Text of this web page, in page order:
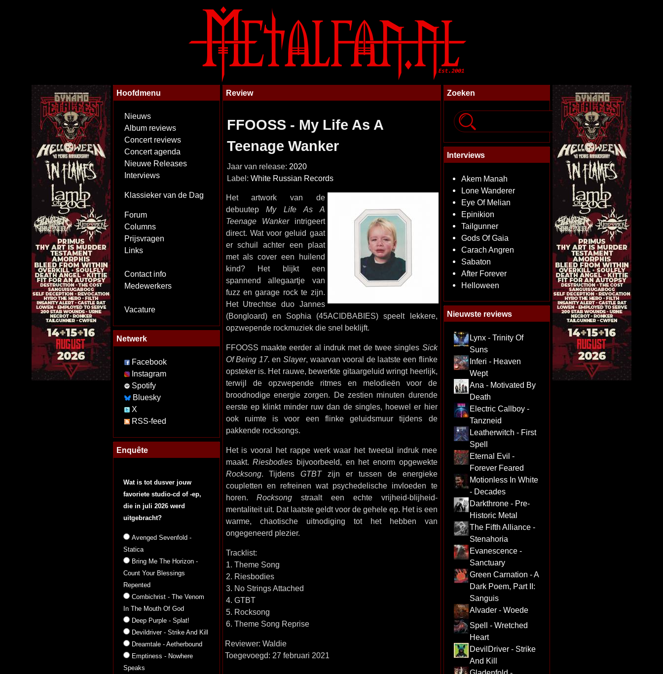
Hoofdmenu
Nieuws
Album reviews
Concert reviews
Concert agenda
Nieuwe Releases
Interviews
Klassieker van de Dag
Forum
Columns
Prijsvragen
Links
Contact info
Medewerkers
Vacature
Netwerk
Facebook
Instagram
Spotify
Bluesky
X
RSS-feed
Enquête
Wat is tot dusver jouw
favoriete studio-cd of -ep,
die in juli 2026 werd
uitgebracht?
Avenged Sevenfold -
Statica
Bring Me The Horizon -
Count Your Blessings
Repented
Combichrist - The Venom
In The Mouth Of God
Deep Purple - Splat!
Devildriver - Strike And Kill
Dreamtale - Aetherbound
Emptiness - Nowhere
Speaks
Review
FFOOSS - My Life As A
Teenage Wanker
Jaar van release: 2020
Label: White Russian Records
Het artwork van de
debuutepMy Life As A
Teenage Wankerintrigeert
direct. Wat voor geluid gaat
er schuil achter een plaat
met als cover een huilend
kind? Het blijkt een
spannend allegaartje van
fuzz en garage rock te zijn.
Het Utrechtse duo Jannes
(Bongloard) en Sophia (45ACIDBABIES) speelt lekkere,
opzwepende rockmuziek die snel beklijft.
FFOOSS maakte eerder al indruk met de twee singles Sick
Of Being 17. en Slayer, waarvan vooral de laatste een flinke
opsteker is. Het rauwe, bewerkte gitaargeluid wringt heerlijk,
terwijl de opzwepende ritmes en melodieën voor de
broodnodige energie zorgen. De zestien minuten durende
eerste ep klinkt minder ruw dan de singles, hoewel er hier
ook ruimte is voor een flinke geluidsmuur tijdens de
pakkende rocksongs.
Het is vooral het rappe werk waar het tweetal indruk mee
maakt.Riesbodies bijvoorbeeld, en het enorm opgewekte
Rocksong. TijdensGTBTzijn er tussen de energieke
coupletten en refreinen wat psychedelische invloeden te
horen.Rocksong straalt een echte vrijheid-blijheid-
mentaliteit uit. Dat laatste geldt voor de gehele ep. Het is een
warme, chaotische uitnodiging tot het hebben van
ongegeneerd plezier.
Tracklist:
1. Theme Song
2. Riesbodies
3. No Strings Attached
4. GTBT
5. Rocksong
6. Theme Song Reprise
Reviewer: Waldie
Toegevoegd: 27 februari 2021
Zoeken
Interviews
Akem Manah
Lone Wanderer
Eye Of Melian
Epinikion
Tailgunner
Gods Of Gaia
Carach Angren
Sabaton
After Forever
Helloween
Nieuwste reviews
Lynx - Trinity Of
Suns
Inferi - Heaven
Wept
Ana - Motivated By
Death
Electric Callboy -
Tanzneid
Leatherwitch - First
Spell
Eternal Evil -
Forever Feared
Motionless In White
- Decades
Darkthrone - Pre-
Historic Metal
The Fifth Alliance -
Stenahoria
Evanescence -
Sanctuary
Green Carnation - A
Dark Poem, Part II:
Sanguis
Alvader - Woede
Spell - Wretched
Heart
DevilDriver - Strike
And Kill